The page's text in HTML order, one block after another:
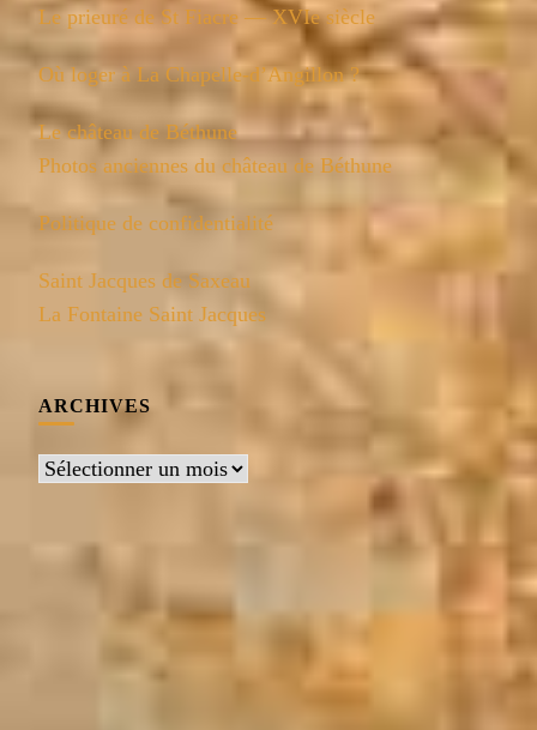
Le prieuré de St Fiacre — XVIe siècle
Où loger à La Chapelle-d’Angillon ?
Le château de Béthune
Photos anciennes du château de Béthune
Politique de confidentialité
Saint Jacques de Saxeau
La Fontaine Saint Jacques
ARCHIVES
Archives